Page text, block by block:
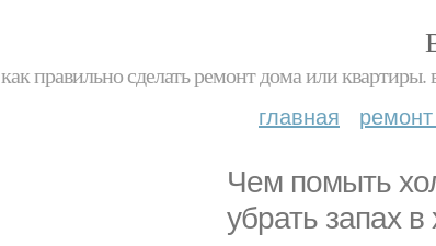
как правильно сделать ремонт дома или
главная
Чем помыть
убрать запах